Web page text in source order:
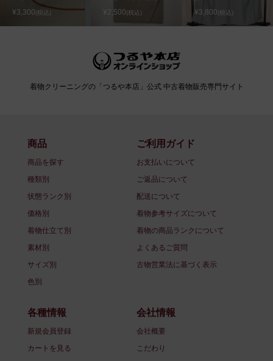
¥3,300(税込) ¥2,500(税込) ¥3,800(税込)
着物クリーニングの「つるや本店」公式 中古着物販売専門サイト
商品
商品を探す
種類別
状態ランク別
価格別
着物仕立て別
素材別
サイズ別
色別
ご利用ガイド
お支払いについて
ご返品について
配送について
着物参考サイズについて
着物の商品ランクについて
よくあるご質問
古物営業法に基づく表示
各種情報
新規会員登録
カートを見る
会社情報
会社概要
こだわり